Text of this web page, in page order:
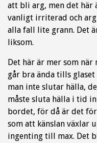
att bli arg, men det här
vanligt irriterad och
alla fall lite grann. Det
liksom.
Det här är mer som
går bra ända tills
man inte slutar hälla,
måste sluta hälla i tid
bordet, för då är det
som att känslan växlar
ingenting till max. Det